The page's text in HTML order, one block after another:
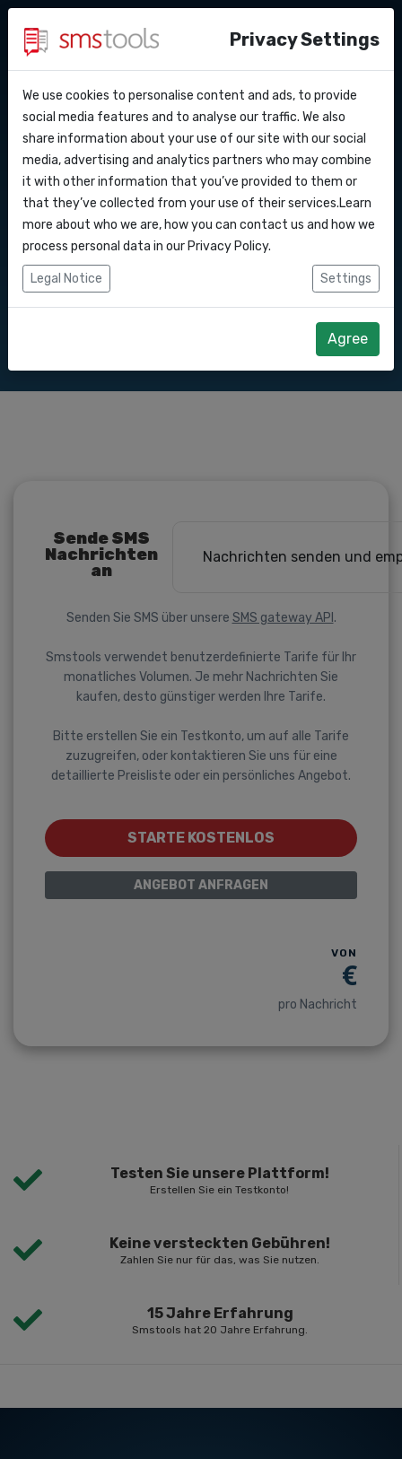
API Docs
Webhooks
Integrationen
Zapier
Warum smstools?
Blog
Service level agreement
Kontakt
Angebot anfordern
SMS Gateway API nach
Senden Sie SMS-Nachrichten über unsere
SMS Gateway API.
Direkt loslegen Angebot anfordern
Sende SMS
Nachrichten
an
Nachrichten senden und
Senden Sie SMS über unsere SMS gateway API .
Smstools verwendet benutzerdefinierte Tarife für Ihr
monatliches Volumen. Je mehr Nachrichten Sie
kaufen, desto günstiger werden Ihre Tarife.
Bitte erstellen Sie ein Testkonto, um auf alle Tarife
zuzugreifen, oder kontaktieren Sie uns für eine
detaillierte Preisliste oder ein persönliches Angebot.
STARTE KOSTENLOS
ANGEBOT ANFRAGEN
VON
€
pro Nachricht
Testen Sie unsere Plattform!
Erstellen Sie ein Testkonto!
Keine versteckten Gebühren!
Zahlen Sie nur für das, was Sie nutzen.
15 Jahre Erfahrung
Smstools hat 20 Jahre Erfahrung.
Privacy Settings
We use cookies to personalise content and ads, to provide
social media features and to analyse our traffic. We also
share information about your use of our site with our social
media, advertising and analytics partners who may combine
it with other information that you’ve provided to them or
that they’ve collected from your use of their services.Learn
more about who we are, how you can contact us and how we
process personal data in our Privacy Policy.
Legal Notice Settings
Agree